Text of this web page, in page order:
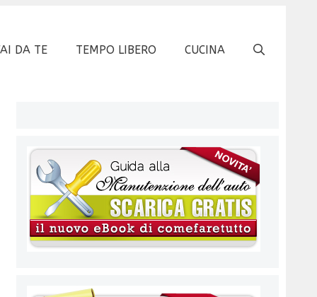
DA TE TEMPO LIBERO CUCINA